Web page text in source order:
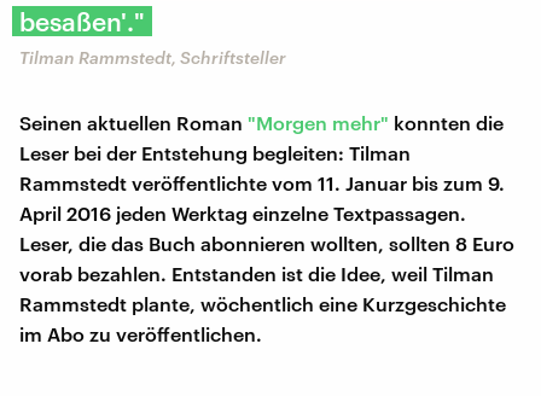
besaßen'."
Tilman Rammstedt, Schriftsteller
Seinen aktuellen Roman "Morgen mehr" konnten die
Leser bei der Entstehung begleiten: Tilman
Rammstedt veröffentlichte vom 11. Januar bis zum 9.
April 2016 jeden Werktag einzelne Textpassagen.
Leser, die das Buch abonnieren wollten, sollten 8 Euro
vorab bezahlen. Entstanden ist die Idee, weil Tilman
Rammstedt plante, wöchentlich eine Kurzgeschichte
im Abo zu veröffentlichen.